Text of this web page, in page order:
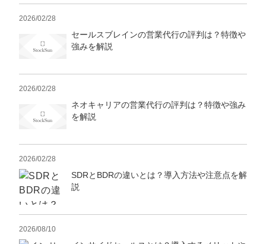
2026/02/28
セールスブレインの営業代行の評判は？特徴や
強みを解説
2026/02/28
ネオキャリアの営業代行の評判は？特徴や強み
を解説
2026/02/28
SDRとBDRの違いとは？導入方法や注意点を解
説
2026/08/10